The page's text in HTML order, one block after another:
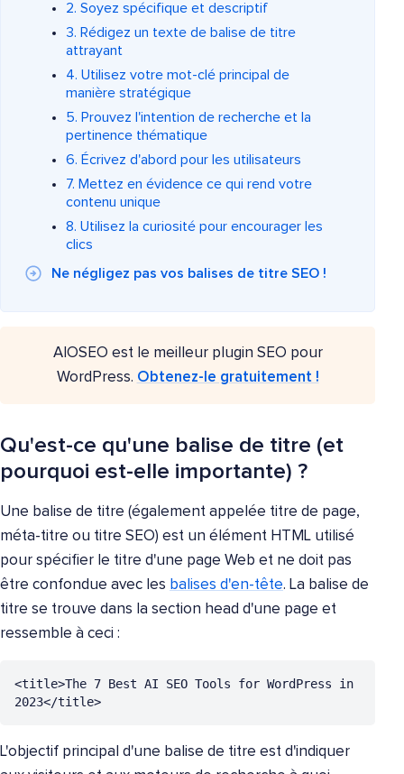
2. Soyez spécifique et descriptif
3. Rédigez un texte de balise de titre
attrayant
4. Utilisez votre mot-clé principal de
manière stratégique
5. Prouvez l'intention de recherche et la
pertinence thématique
6. Écrivez d'abord pour les utilisateurs
7. Mettez en évidence ce qui rend votre
contenu unique
8. Utilisez la curiosité pour encourager les
clics
Ne négligez pas vos balises de titre SEO !
AIOSEO est le meilleur plugin SEO pour
WordPress. Obtenez-le gratuitement !
Qu'est-ce qu'une balise de titre (et
pourquoi est-elle importante) ?
Une balise de titre (également appelée titre de page,
méta-titre ou titre SEO) est un élément HTML utilisé
pour spécifier le titre d'une page Web et ne doit pas
être confondue avec les balises d'en-tête. La balise de
titre se trouve dans la section head d'une page et
ressemble à ceci :
<title>The 7 Best AI SEO Tools for WordPress in
2023</title>
L'objectif principal d'une balise de titre est d'indiquer